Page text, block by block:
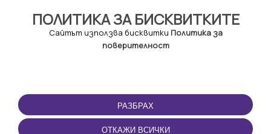
ПОЛИТИКА ЗА БИСКВИТКИТЕ
Сайтът използва бисквитки Политика за
поверителност
РАЗБРАХ
ОТКАЖИ ВСИЧКИ
ПОЛЗВАНЕ
Правила и условия за
ползване
ПРИЛОЖЕНИЕТО